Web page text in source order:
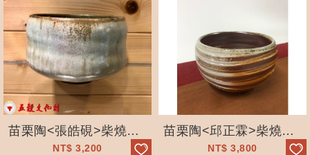
苗栗陶<張皓硯>柴燒茶碗_石見坊_手工拉坯 _獨一無二_五穀文化村
NT$ 3,200
苗栗陶<邱正霖>柴燒落灰茶碗_臻霖陶藝-手工拉坯_自然落灰_精美茶具_獨一...
NT$ 3,800